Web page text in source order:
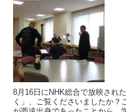
8月16日にNHK総合で放映され
く」、ご覧くださいましたか？